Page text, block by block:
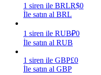
Power Piggy
1 siren ile BRLR$0
İle satın al BRL
1 siren ile RUB₽0
İle satın al RUB
1 siren ile GBP£0
İle satın al GBP